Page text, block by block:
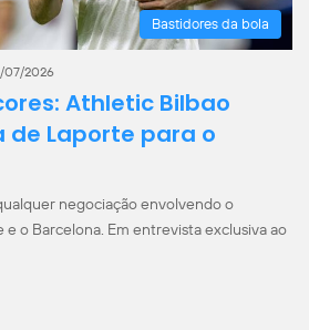
Bastidores da bola
07/2026
Athletic Bilbao
Laporte para o
negociação envolvendo o
o Barcelona. Em entrevista exclusiva ao